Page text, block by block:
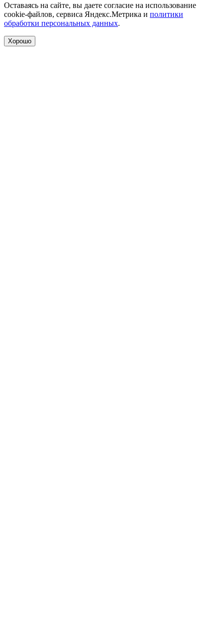
Оставаясь на сайте, вы даете согласие на использование
cookie-файлов, сервиса Яндекс.Метрика и политики
обработки персональных данных.
Хорошо